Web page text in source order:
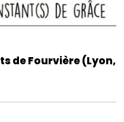
de Fourvière (Lyon,